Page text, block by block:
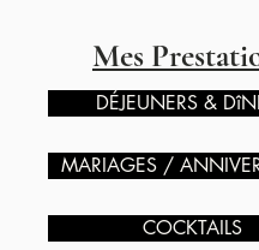
Mes
DÉJEUNERS &
MARIAGES /
COCKTAILS